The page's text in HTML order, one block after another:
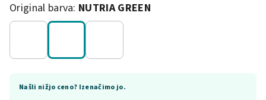
Original barva: NUTRIA GREEN
Našli nižjo ceno? Izenačimo jo.